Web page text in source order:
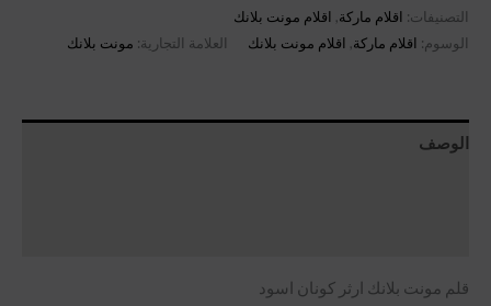
التصنيفات: اقلام ماركة اقلام مونت بلانك
الوسوم: اقلام ماركة اقلام مونت بلانك العلامة التجارية: مونت بلانك
الوصف
قلم مونت بلانك ارثر كونان اسود